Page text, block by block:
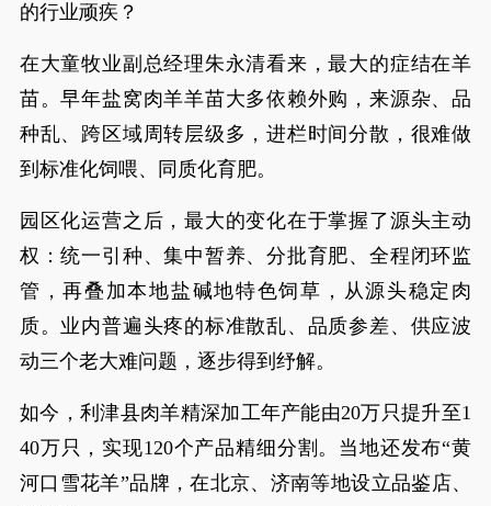
的行业顽疾？
在大童牧业副总经理朱永清看来，最大的症结在羊
苗。早年盐窝肉羊羊苗大多依赖外购，来源杂、品
种乱、跨区域周转层级多，进栏时间分散，很难做
到标准化饲喂、同质化育肥。
园区化运营之后，最大的变化在于掌握了源头主动
权：统一引种、集中暂养、分批育肥、全程闭环监
管，再叠加本地盐碱地特色饲草，从源头稳定肉
质。业内普遍头疼的标准散乱、品质参差、供应波
动三个老大难问题，逐步得到纾解。
如今，利津县肉羊精深加工年产能由20万只提升至1
40万只，实现120个产品精细分割。当地还发布“黄
河口雪花羊”品牌，在北京、济南等地设立品鉴店、